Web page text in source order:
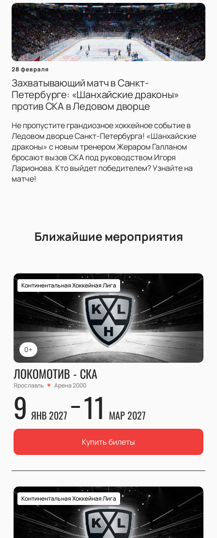
28 февраля
Захватывающий матч в Санкт-
Петербурге: «Шанхайские драконы»
против СКА в Ледовом дворце
Не пропустите грандиозное хоккейное событие в
Ледовом дворце Санкт-Петербурга! «Шанхайские
драконы» с новым тренером Жераром Галланом
бросают вызов СКА под руководством Игоря
Ларионова. Кто выйдет победителем? Узнайте на
матче!
Ближайшие мероприятия
0+
Континентальная Хоккейная Лига
ЛОКОМОТИВ - СКА
Ярославль Арена 2000
9 ЯНВ 2027 11 МАР 2027
Купить билеты
Континентальная Хоккейная Лига